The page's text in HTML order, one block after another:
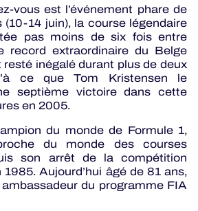
vous est l’événement phare de
(10-14 juin), la course légendaire
pas moins de six fois entre
record extraordinaire du Belge
inégalé durant plus de deux
ce que Tom Kristensen le
septième victoire dans cette
en 2005.
du monde de Formule 1,
du monde des courses
son arrêt de la compétition
Aujourd’hui âgé de 81 ans,
du programme FIA